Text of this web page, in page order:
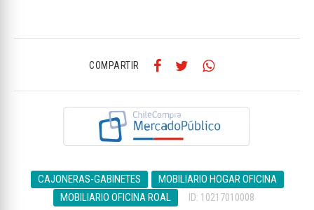
COMPARTIR
CAJONERAS-GABINETES
MOBILIARIO HOGAR OFICINA
MOBILIARIO OFICINA ROAL
ID: 10217010008